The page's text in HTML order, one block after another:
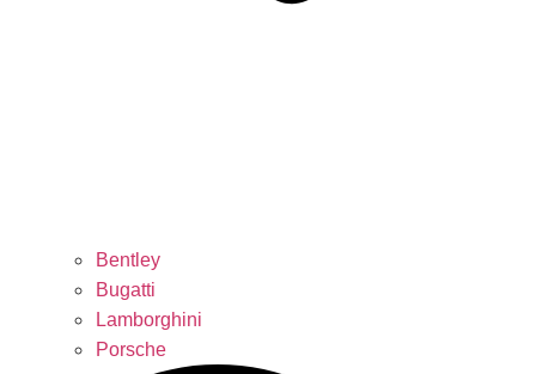
Bentley
Bugatti
Lamborghini
Porsche